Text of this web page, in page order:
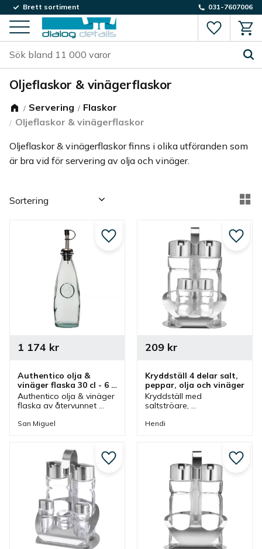
Meny
Brett sortiment 031-7607006
Oljeflaskor & vinägerflaskor
Servering
Flaskor
Oljeflaskor & vinägerflaskor
Oljeflaskor & vinägerflaskor finns i olika utföranden som
är bra vid för servering av olja och vinäger.
Välj sortering
Authentico olja &
vinäger flaska 30 cl - 6
st/fp
Authentico olja & vinäger
flaska av återvunnet
och gör att det är lättare
1 174 kr
San Miguel
Lägg till i favoriter
Kryddställ 4 delar salt,
peppar, olja och vinäger
Kryddställ med
saltströare,
behållare för olja och
passar bra i café,
restaurang och i ett hem.
209kr
Hendi
Lägg
Lägg till i favoriter Lägg